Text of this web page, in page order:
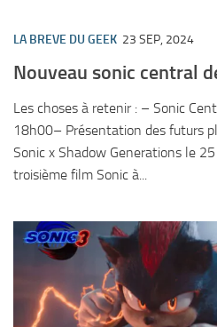
LA BREVE DU GEEK 23 SEP, 2024
Nouveau sonic central
Les choses à retenir : – Sonic
18h00– Présentation des futurs
Sonic x Shadow Generations le
troisième film Sonic à...